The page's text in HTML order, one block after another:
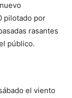
pilotado por
rasantes
público.
el viento